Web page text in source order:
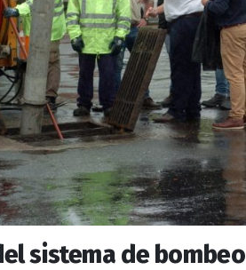
sistema de bombeo